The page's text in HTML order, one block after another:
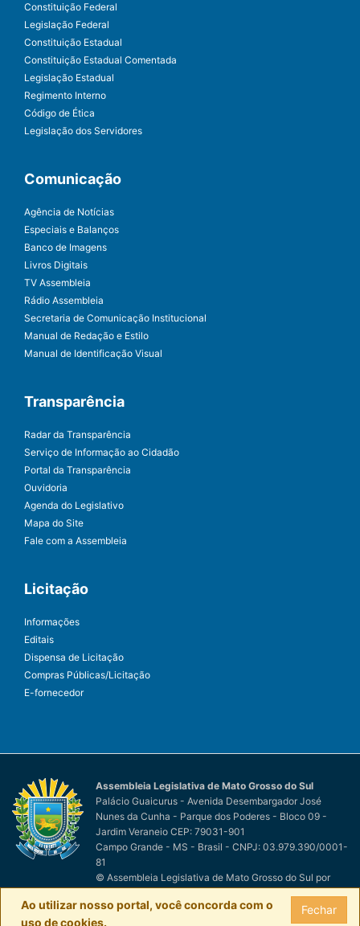
Constituição Federal
Legislação Federal
Constituição Estadual
Constituição Estadual Comentada
Legislação Estadual
Regimento Interno
Código de Ética
Legislação dos Servidores
Comunicação
Agência de Notícias
Especiais e Balanços
Banco de Imagens
Livros Digitais
TV Assembleia
Rádio Assembleia
Secretaria de Comunicação Institucional
Manual de Redação e Estilo
Manual de Identificação Visual
Transparência
Radar da Transparência
Serviço de Informação ao Cidadão
Portal da Transparência
Ouvidoria
Agenda do Legislativo
Mapa do Site
Fale com a Assembleia
Licitação
Informações
Editais
Dispensa de Licitação
Compras Públicas/Licitação
E-fornecedor
Assembleia Legislativa de Mato Grosso do Sul
Palácio Guaicurus - Avenida Desembargador José
Nunes da Cunha - Parque dos Poderes - Bloco 09 -
Jardim Veraneio CEP: 79031-901
Campo Grande - MS - Brasil - CNPJ: 03.979.390/0001-
81
© Assembleia Legislativa de Mato Grosso do Sul por
Fechar
Ao utilizar nosso portal, você concorda com o
uso de cookies.